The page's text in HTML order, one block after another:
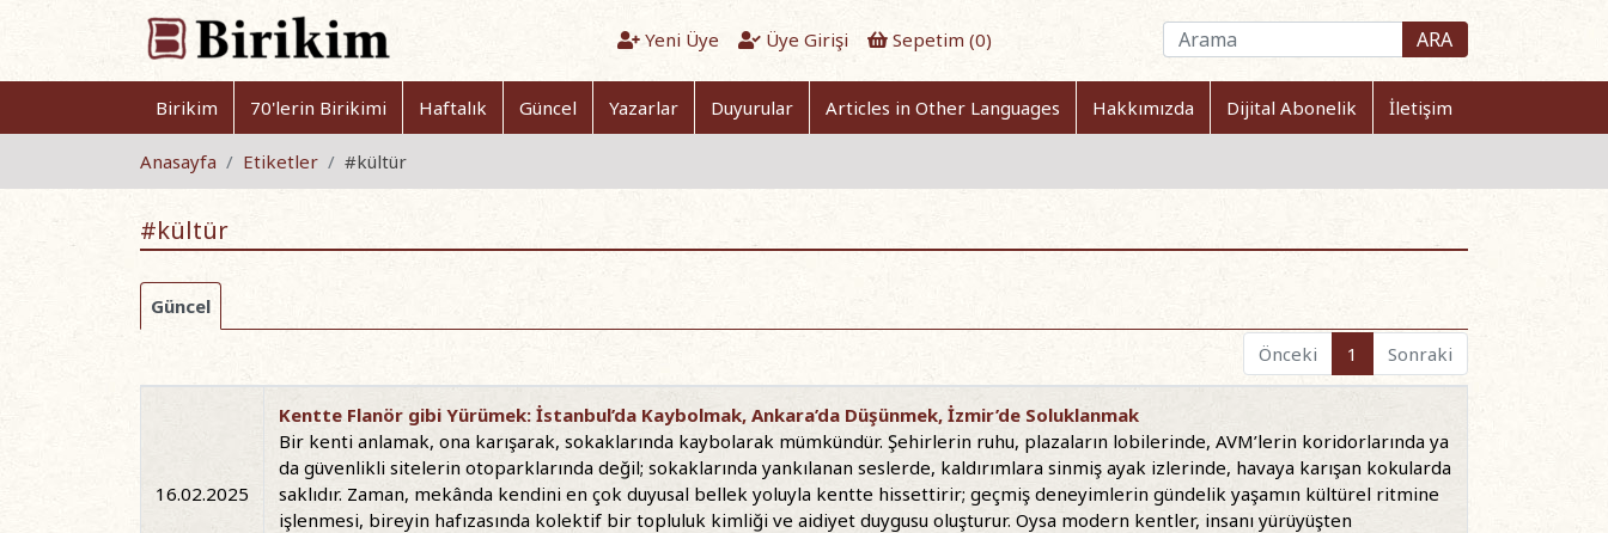
Yeni Üye Üye Girişi Sepetim (0) ARA
Birikim 70'lerin Birikimi Haftalık Güncel Yazarlar Duyurular Articles in Other Languages Hakkımızda Dijital Abonelik İletişim
Anasayfa Etiketler #kültür
#kültür
Güncel
Önceki
1 Sonraki
16.02.2025
Kentte Flanör gibi Yürümek: İstanbul’da Kaybolmak, Ankara’da Düşünmek, İzmir’de Soluklanmak
Bir kenti anlamak, ona karışarak, sokaklarında kaybolarak mümkündür. Şehirlerin ruhu, plazaların lobilerinde, AVM’lerin koridorlarında ya
da güvenlikli sitelerin otoparklarında değil; sokaklarında yankılanan seslerde, kaldırımlara sinmiş ayak izlerinde, havaya karışan kokularda
saklıdır. Zaman, mekânda kendini en çok duyusal bellek yoluyla kentte hissettirir; geçmiş deneyimlerin gündelik yaşamın kültürel ritmine
işlenmesi, bireyin hafızasında kolektif bir topluluk kimliği ve aidiyet duygusu oluşturur. Oysa modern kentler, insanı yürüyüşten